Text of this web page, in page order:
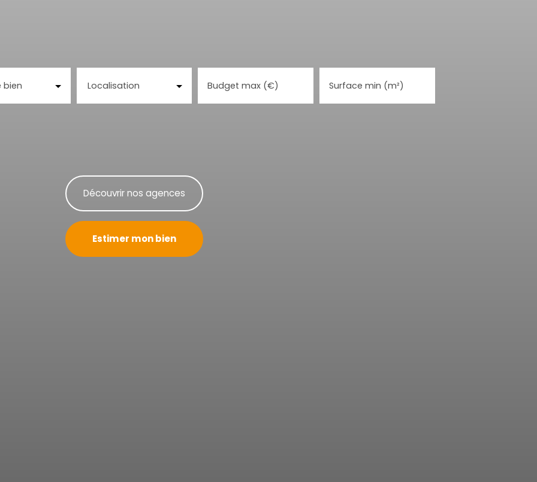
bien Localisation Budget max (€) Surface min (m²)
Découvrir nos agences
Estimer mon bien